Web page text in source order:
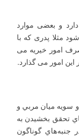
دارد و بعضی موارد
مثلا پدری که با
امور خیریه می
امور می گذارد.
سويه ميان مربي و
تحقق بخشيدن به
گوناگون